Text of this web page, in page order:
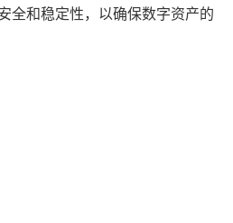
全和稳定性，以确保数字资产的